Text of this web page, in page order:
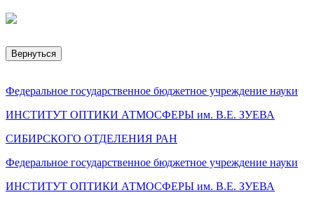
Вернуться
Федеральное государственное бюджетное учреждение науки
ИНСТИТУТ ОПТИКИ АТМОСФЕРЫ им. В.Е. ЗУЕВА
СИБИРСКОГО ОТДЕЛЕНИЯ РАН
Федеральное государственное бюджетное учреждение науки
ИНСТИТУТ ОПТИКИ АТМОСФЕРЫ им. В.Е. ЗУЕВА